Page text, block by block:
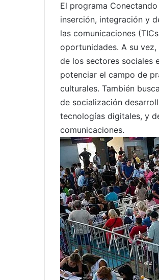
El programa
inserción, integración y
las comunicaciones
oportunidades. A su
de los sectores sociales
potenciar el campo de
culturales. También
de socialización
tecnologías digitales, y
comunicaciones.